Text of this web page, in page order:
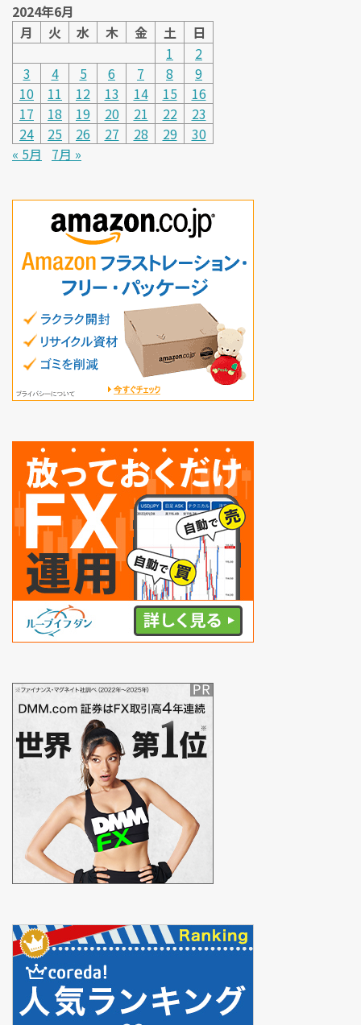
2024年6月
月
火 水 木 金 土
日
1
2
3
4 5 6 7 8
9
10
11 12 13 14 15
16
17
18 19 20 21 22
23
24
25 26 27 28 29
30
« 5月
7月 »